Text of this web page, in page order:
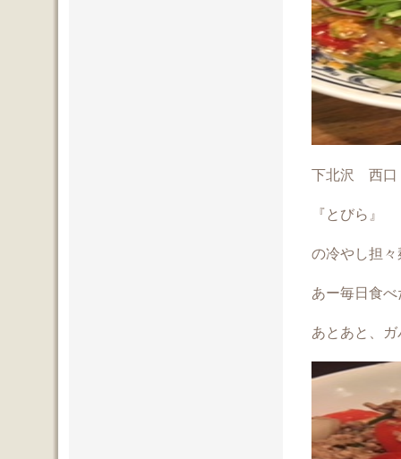
下北沢 西
『とびら』
の冷やし担
あー毎日食
あとあと、